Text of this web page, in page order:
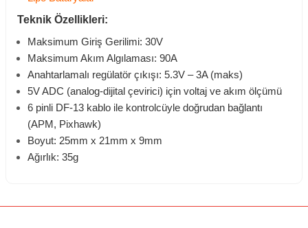
Teknik Özellikleri:
Maksimum Giriş Gerilimi: 30V
Maksimum Akım Algılaması: 90A
Anahtarlamalı regülatör çıkışı: 5.3V – 3A (maks)
5V ADC (analog-dijital çevirici) için voltaj ve akım ölçümü
6 pinli DF-13 kablo ile kontrolcüyle doğrudan bağlantı
(APM, Pixhawk)
Boyut: 25mm x 21mm x 9mm
Ağırlık: 35g